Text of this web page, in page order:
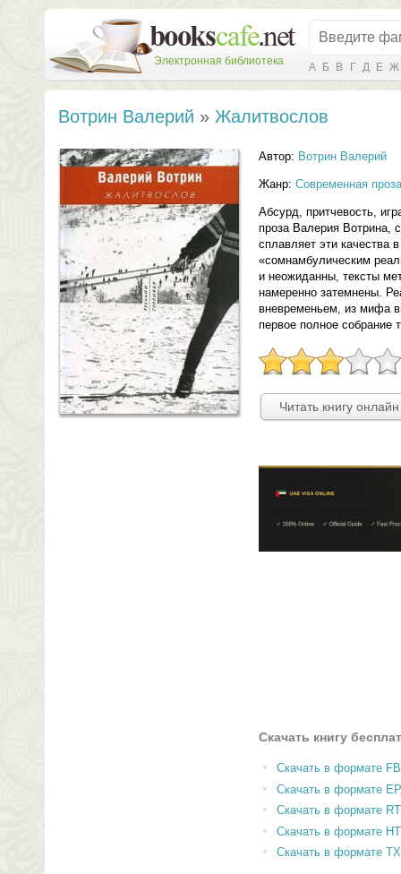
Электронная библиотека А Б В Г Д Е Ж
Вотрин Валерий » Жалитвослов
Автор: Вотрин Валерий
Жанр: Современная проза
Абсурд, притчевость,
проза Валерия Вотрина,
сплавляет эти качества
«сомнамбулическим
и неожиданны, тексты
намеренно затемнены.
вневременьем, из мифа
первое полное собрание
Читать книгу
Скачать книгу
Скачать в формате
Скачать в формате
Скачать в формате
Скачать в формате
Скачать в формате